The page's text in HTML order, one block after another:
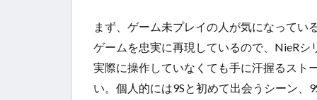
まず、ゲーム未プレイの人が気になって
ゲームを忠実に再現しているので、NieR
実際に操作していなくても手に汗握るスト
い。個人的には9Sと初めて出会うシーン